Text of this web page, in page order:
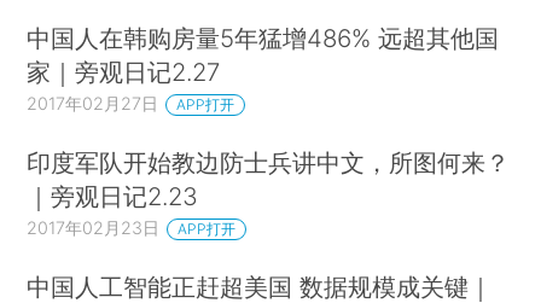
中国人在韩购房量5年猛增486% 远超其他国
家｜旁观日记2.27
2017年02月27日 APP打开
印度军队开始教边防士兵讲中文，所图何来？
｜旁观日记2.23
2017年02月23日 APP打开
中国人工智能正赶超美国 数据规模成关键｜